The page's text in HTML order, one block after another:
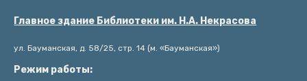
Главное здание Библиотеки им. Н.А. Некрасова
ул. Бауманская, д. 58/25, стр. 14 (м. «Бауманская»)
Режим работы: